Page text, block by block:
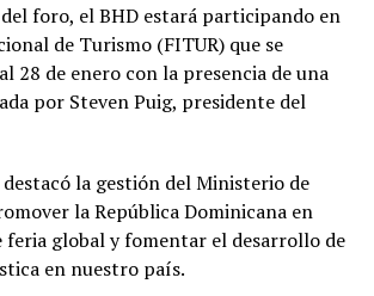
foro, el BHD estará participando en
de Turismo (FITUR) que se
28 de enero con la presencia de una
por Steven Puig, presidente del
la gestión del Ministerio de
la República Dominicana en
global y fomentar el desarrollo de
en nuestro país.